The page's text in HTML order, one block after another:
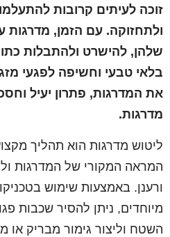
זוכה לעיתים קרובות
ולתחזוקה. עם הזמן,
שלהן, להישרט ולהתבלות
בלאי טבעי וחשיפה לפגעי
את המדרגות, פתרון יעיל
מדרגות.
ליטוש מדרגות הוא תהליך
המראה המקורי של המדרגות
ורענן. באמצעות שימוש
מיוחדים, ניתן להסיר שכבות
השטח וליצור גימור מבריק